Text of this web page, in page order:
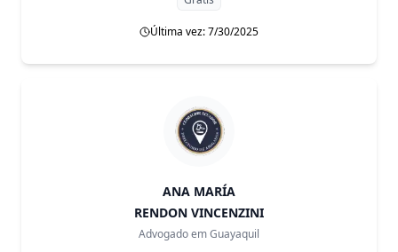
Última vez: 7/30/2025
ANA MARÍA
RENDON VINCENZINI
Advogado emGuayaquil